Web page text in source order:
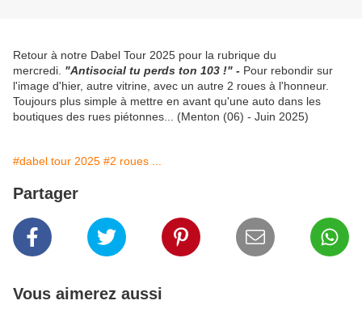
Retour à notre Dabel Tour 2025 pour la rubrique du
mercredi. "Antisocial tu perds ton 103 !" - Pour rebondir sur
l'image d'hier, autre vitrine, avec un autre 2 roues à l'honneur.
Toujours plus simple à mettre en avant qu'une auto dans les
boutiques des rues piétonnes... (Menton (06) - Juin 2025)
#dabel tour 2025 #2 roues ...
Partager
Vous aimerez aussi